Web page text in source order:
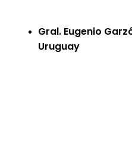
Gral. Eugenio
Uruguay